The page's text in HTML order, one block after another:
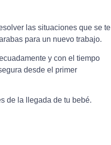
las situaciones que se te
para un nuevo trabajo.
y con el tiempo
desde el primer
de la llegada de tu bebé.